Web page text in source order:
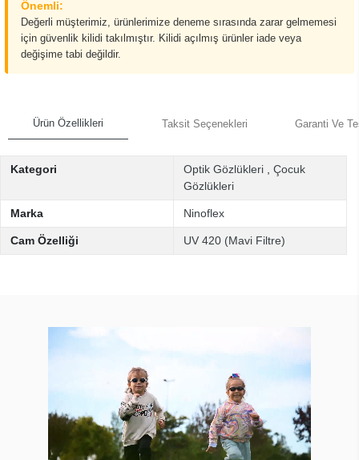
Önemli:
Değerli müşterimiz, ürünlerimize deneme sırasında zarar gelmemesi
için güvenlik kilidi takılmıştır. Kilidi açılmış ürünler iade veya
değişime tabi değildir.
Ürün Özellikleri Taksit Seçenekleri Garanti Ve
Kategori Optik Gözlükleri
Çocuk
Gözlükleri
Marka Ninoflex
Cam Özelliği UV 420 (Mavi Filtre)